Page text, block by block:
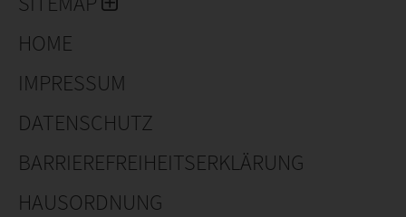
HOME
IMPRESSUM
DATENSCHUTZ
BARRIEREFREIHEITSERKLÄRUNG
HAUSORDNUNG